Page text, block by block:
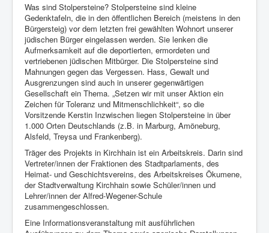
Was sind Stolpersteine? Stolpersteine sind kleine
Gedenktafeln, die in den öffentlichen Bereich (meistens in den
Bürgersteig) vor dem letzten frei gewählten Wohnort unserer
jüdischen Bürger eingelassen werden. Sie lenken die
Aufmerksamkeit auf die deportierten, ermordeten und
vertriebenen jüdischen Mitbürger. Die Stolpersteine sind
Mahnungen gegen das Vergessen. Hass, Gewalt und
Ausgrenzungen sind auch in unserer gegenwärtigen
Gesellschaft ein Thema. „Setzen wir mit unser Aktion ein
Zeichen für Toleranz und Mitmenschlichkeit“, so die
Vorsitzende Kerstin Inzwischen liegen Stolpersteine in über
1.000 Orten Deutschlands (z.B. in Marburg, Amöneburg,
Alsfeld, Treysa und Frankenberg).
Träger des Projekts in Kirchhain ist ein Arbeitskreis. Darin sind
Vertreter/innen der Fraktionen des Stadtparlaments, des
Heimat- und Geschichtsvereins, des Arbeitskreises Ökumene,
der Stadtverwaltung Kirchhain sowie Schüler/innen und
Lehrer/innen der Alfred-Wegener-Schule
zusammengeschlossen.
Eine Informationsveranstaltung mit ausführlichen